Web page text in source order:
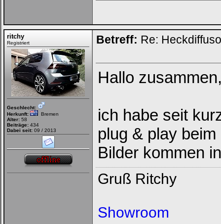
ritchy
Registriert
Geschlecht:
Herkunft:
Bremen
Alter: 58
Beiträge: 434
Dabei seit: 09 / 2013
Betreff: Re:
Hallo
ich habe seit
plug & play beim
Bilder kommen
Gruß Ritchy
Showroom